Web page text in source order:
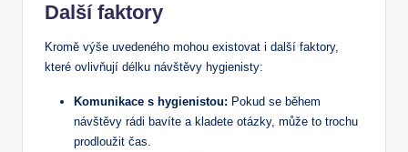
Další faktory
Kromě výše uvedeného mohou existovat i další faktory,
které ovlivňují délku návštěvy hygienisty:
Komunikace s hygienistou: Pokud se během
návštěvy rádi bavíte a kladete otázky, může to trochu
prodloužit čas.